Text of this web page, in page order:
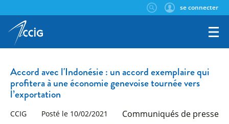
se connecter
Accord avec l'Indonésie : un accord exemplaire qui
profitera à une économie genevoise tournée vers
l’exportation
CCIG Posté le 10/02/2021
Communiqués de presse